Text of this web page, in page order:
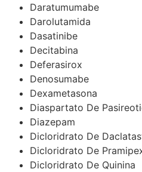
Daratumumabe
Darolutamida
Dasatinibe
Decitabina
Deferasirox
Denosumabe
Dexametasona
Diaspartato De
Diazepam
Dicloridrato De
Dicloridrato De
Dicloridrato De Quinina